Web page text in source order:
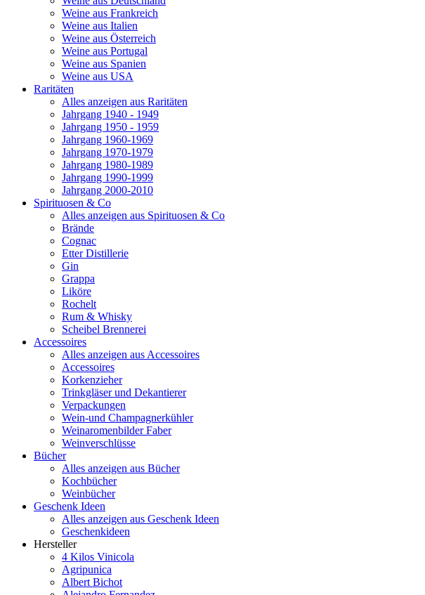
Weine aus Frankreich
Weine aus Italien
Weine aus Österreich
Weine aus Portugal
Weine aus Spanien
Weine aus USA
Raritäten
Alles anzeigen aus Raritäten
Jahrgang 1940 - 1949
Jahrgang 1950 - 1959
Jahrgang 1960-1969
Jahrgang 1970-1979
Jahrgang 1980-1989
Jahrgang 1990-1999
Jahrgang 2000-2010
Spirituosen & Co
Alles anzeigen aus Spirituosen & Co
Brände
Cognac
Etter Distillerie
Gin
Grappa
Liköre
Rochelt
Rum & Whisky
Scheibel Brennerei
Accessoires
Alles anzeigen aus Accessoires
Accessoires
Korkenzieher
Trinkgläser und Dekantierer
Verpackungen
Wein-und Champagnerkühler
Weinaromenbilder Faber
Weinverschlüsse
Bücher
Alles anzeigen aus Bücher
Kochbücher
Weinbücher
Geschenk Ideen
Alles anzeigen aus Geschenk Ideen
Geschenkideen
Hersteller
4 Kilos Vinicola
Agripunica
Albert Bichot